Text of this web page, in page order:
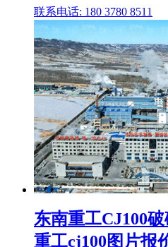
联系电话: 180 3780 8511
东南重工CJ100
重工cj100图片报